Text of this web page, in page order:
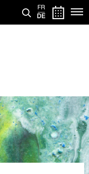
FR
DE